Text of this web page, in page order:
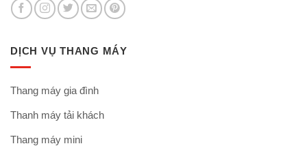
DỊCH VỤ THANG MÁY
Thang máy gia đình
Thanh máy tải khách
Thang máy mini